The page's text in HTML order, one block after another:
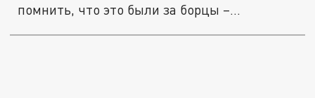
помнить, что это были за борцы –...